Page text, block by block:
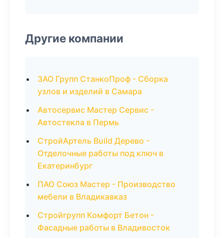
Другие компании
ЗАО Групп СтанкоПроф - Сборка
узлов и изделий в Самара
Автосервис Мастер Сервис -
Автостекла в Пермь
СтройАртель Build Дерево -
Отделочные работы под ключ в
Екатеринбург
ПАО Союз Мастер - Производство
мебели в Владикавказ
Стройгрупп Комфорт Бетон -
Фасадные работы в Владивосток